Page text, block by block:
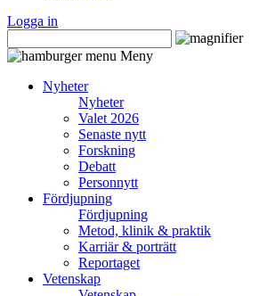
Logga in
Meny
Nyheter
Nyheter
Valet 2026
Senaste nytt
Forskning
Debatt
Personnytt
Fördjupning
Fördjupning
Metod, klinik & praktik
Karriär & porträtt
Reportaget
Vetenskap